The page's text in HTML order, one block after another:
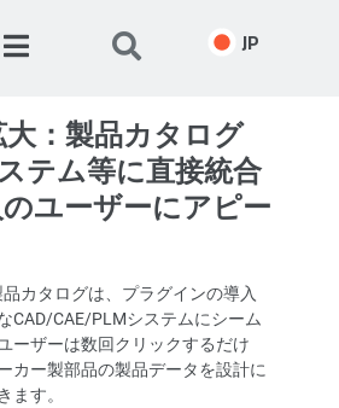
JP
：製品カタログ
テム等に直接統合
ユーザーにアピー
カタログは、プラグインの導入
CAD/CAE/PLMシステムにシーム
ーザーは数回クリックするだけ
カー製部品の製品データを設計に
ます。